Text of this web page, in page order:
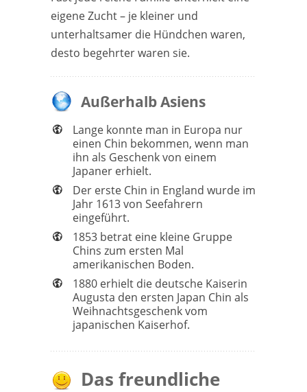
eigene Zucht – je kleiner und
unterhaltsamer die Hündchen waren,
desto begehrter waren sie.
Außerhalb Asiens
Lange konnte man in Europa nur
einen Chin bekommen, wenn man
ihn als Geschenk von einem
Japaner erhielt.
Der erste Chin in England wurde im
Jahr 1613 von Seefahrern
eingeführt.
1853 betrat eine kleine Gruppe
Chins zum ersten Mal
amerikanischen Boden.
1880 erhielt die deutsche Kaiserin
Augusta den ersten Japan Chin als
Weihnachtsgeschenk vom
japanischen Kaiserhof.
Das freundliche